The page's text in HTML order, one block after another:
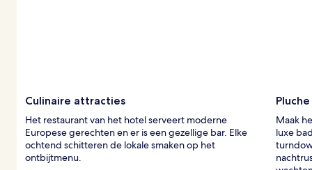
Culinaire attracties
Het restaurant van het hotel serveert moderne
Europese gerechten en er is een gezellige bar. Elke
ochtend schitteren de lokale smaken op het
ontbijtmenu.
Maak
luxe